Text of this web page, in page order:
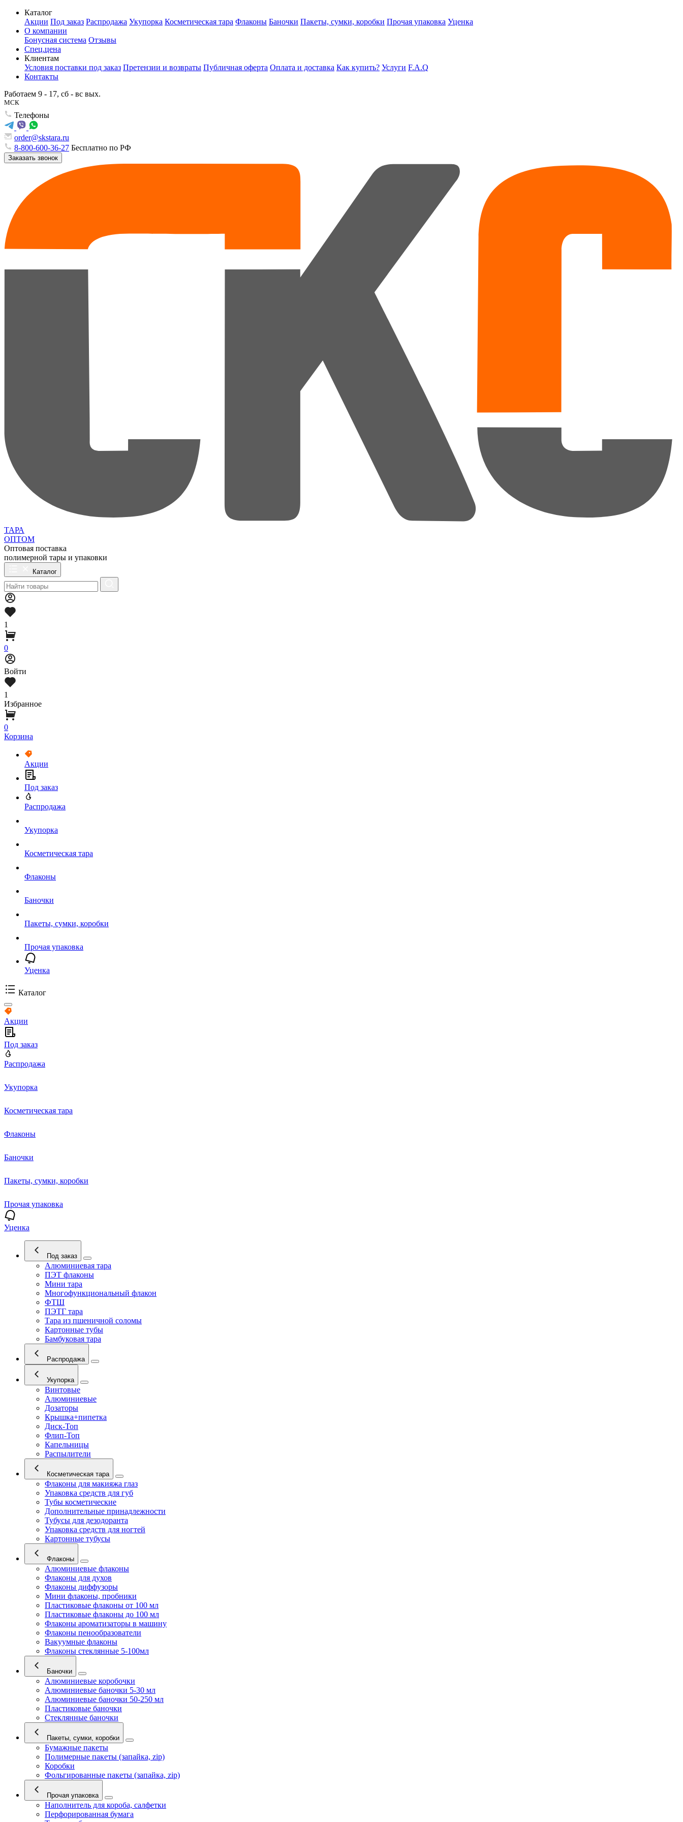
Каталог
Акции Под заказ Распродажа Укупорка Косметическая тара Флаконы Баночки Пакеты, сумки, коробки Прочая упаковка Уценка
О компании
Бонусная система Отзывы
Спец.цена
Клиентам
Условия поставки под заказ Претензии и возвраты Публичная оферта Оплата и доставка Как купить? Услуги F.A.Q
Контакты
Работаем 9 - 17, сб - вс вых.
МСК
Телефоны
order@skstara.ru
8-800-600-36-27 Бесплатно по РФ
Заказать звонок
ТАРА
ОПТОМ
Оптовая поставка
полимерной тары и упаковки
Каталог
1
0
Войти
1
Избранное
0
Корзина
Акции
Под заказ
Распродажа
Укупорка
Косметическая тара
Флаконы
Баночки
Пакеты, сумки, коробки
Прочая упаковка
Уценка
Каталог
Акции
Под заказ
Распродажа
Укупорка
Косметическая тара
Флаконы
Баночки
Пакеты, сумки, коробки
Прочая упаковка
Уценка
Под заказ
Алюминиевая тара
ПЭТ флаконы
Мини тара
Многофункциональный флакон
ФТШ
ПЭТГ тара
Тара из пшеничной соломы
Картонные тубы
Бамбуковая тара
Распродажа
Укупорка
Винтовые
Алюминиевые
Дозаторы
Крышка+пипетка
Диск-Топ
Флип-Топ
Капельницы
Распылители
Косметическая тара
Флаконы для макияжа глаз
Упаковка средств для губ
Тубы косметические
Дополнительные принадлежности
Тубусы для дезодоранта
Упаковка средств для ногтей
Картонные тубусы
Флаконы
Алюминиевые флаконы
Флаконы для духов
Флаконы диффузоры
Мини флаконы, пробники
Пластиковые флаконы от 100 мл
Пластиковые флаконы до 100 мл
Флаконы ароматизаторы в машину
Флаконы пенообразователи
Вакуумные флаконы
Флаконы стеклянные 5-100мл
Баночки
Алюминиевые коробочки
Алюминиевые баночки 5-30 мл
Алюминиевые баночки 50-250 мл
Пластиковые баночки
Стеклянные баночки
Пакеты, сумки, коробки
Бумажные пакеты
Полимерные пакеты (запайка, zip)
Коробки
Фольгированные пакеты (запайка, zip)
Прочая упаковка
Наполнитель для короба, салфетки
Перфорированная бумага